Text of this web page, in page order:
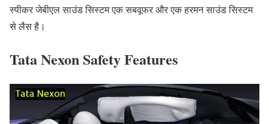
स्पीकर जेबीएल साउंड सिस्टम एक सबवूफर और एक हरमन साउंड सिस्टम
से लैस है।
Tata Nexon Safety Features